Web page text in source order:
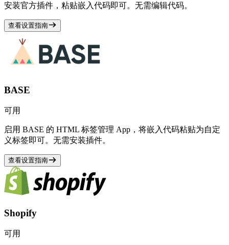
安装官方插件，粘贴嵌入代码即可。无需编辑代码。
查看设置指南
BASE
可用
启用 BASE 的 HTML 标签管理 App，将嵌入代码粘贴为自定
义标签即可。无需安装插件。
查看设置指南
Shopify
可用